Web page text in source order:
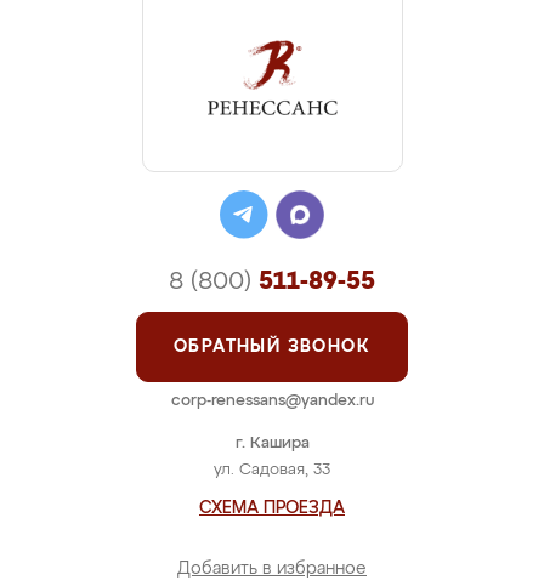
г. Кашира
ул. Садовая, 33
СХЕМА ПРОЕЗДА
Добавить в избранное
8 (800) 511-89-55
ОБРАТНЫЙ ЗВОНОК
corp-renessans@yandex.ru